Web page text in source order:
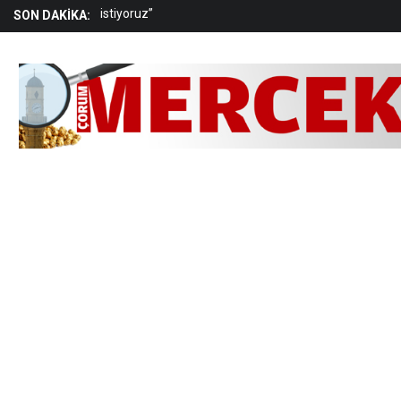
SON DAKİKA:
istiyoruz”
“Gelir dağılımındaki adaletsizlik toplumsal sonuçlar
Arkadaşını yaralayan çocuk gözaltına alındı
Düğün magandalarına operasyon: 11 gözaltı
“Çocukların güvenliği toplumsal sorumluluktur”
Cinayet kurbanı kadın, Çorum’da toprağa verildi
Aşgın: “TOGG markamızın karalanmasına izin